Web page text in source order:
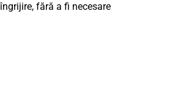
fără a fi necesare